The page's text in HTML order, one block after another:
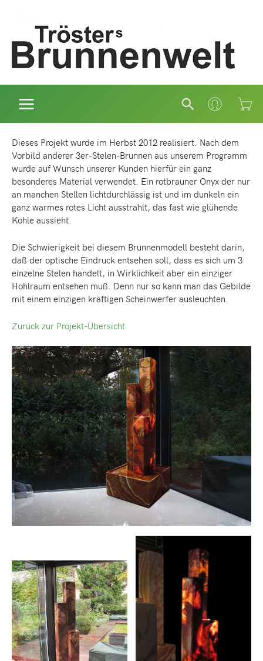
Suchen
Dieses Projekt wurde im Herbst 2012 realisiert. Nach dem
Vorbild anderer 3er-Stelen-Brunnen aus unserem Programm
wurde auf Wunsch unserer Kunden hierfür ein ganz
besonderes Material verwendet. Ein rotbrauner Onyx der nur
an manchen Stellen lichtdurchlässig ist und im dunkeln ein
ganz warmes rotes Licht ausstrahlt, das fast wie glühende
Kohle aussieht.
Die Schwierigkeit bei diesem Brunnenmodell besteht darin,
daß der optische Eindruck entsehen soll, dass es sich um 3
einzelne Stelen handelt, in Wirklichkeit aber ein einziger
Hohlraum entsehen muß. Denn nur so kann man das Gebilde
mit einem einzigen kräftigen Scheinwerfer ausleuchten.
Zurück zur Projekt-Übersicht